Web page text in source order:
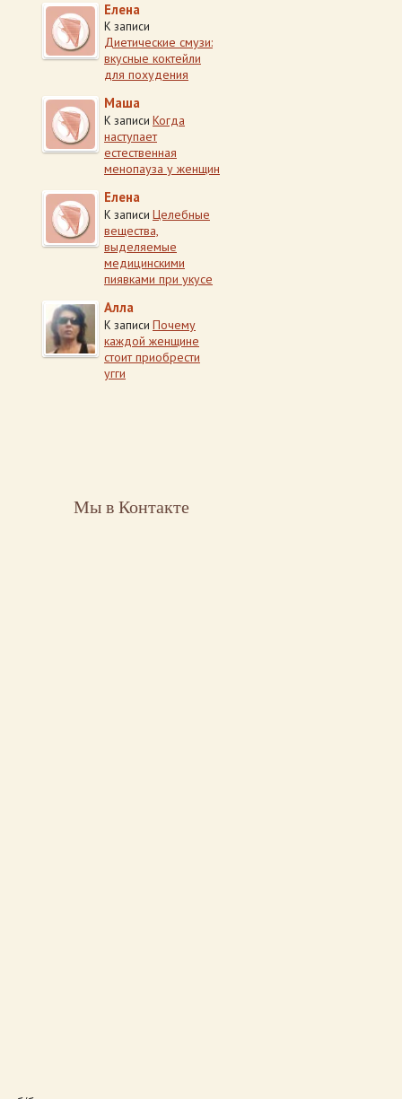
Елена
К записи
Диетические смузи:
вкусные коктейли
для похудения
Маша
К записи Когда
наступает
естественная
менопауза у женщин
Елена
К записи Целебные
вещества,
выделяемые
медицинскими
пиявками при укусе
Алла
К записи Почему
каждой женщине
стоит приобрести
угги
Мы в Контакте